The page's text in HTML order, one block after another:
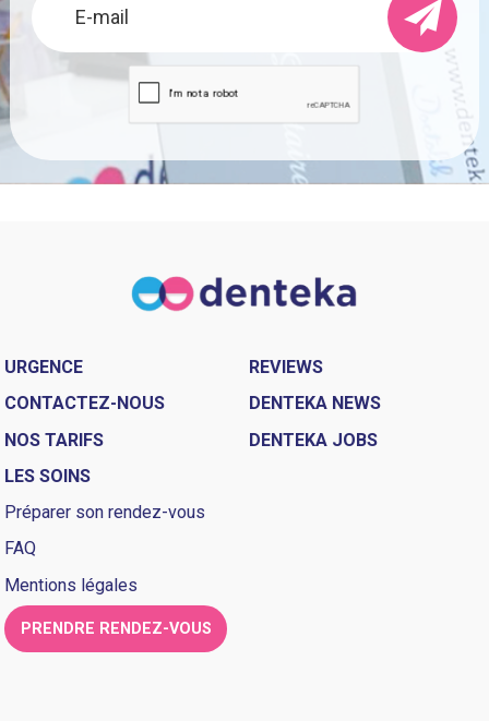
URGENCE
CONTACTEZ-NOUS
NOS TARIFS
LES SOINS
REVIEWS
DENTEKA NEWS
DENTEKA JOBS
Préparer son rendez-vous
FAQ
Mentions légales
PRENDRE RENDEZ-VOUS